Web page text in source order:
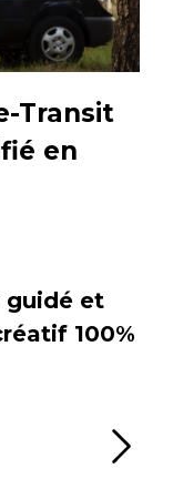
Transit
en
guidé et
100%